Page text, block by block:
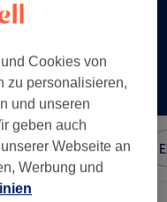
Marken Salons
Cookies von
zu personalisieren,
und unseren
geben auch
Webseite an
Werbung und